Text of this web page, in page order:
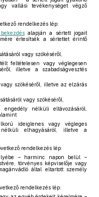
vallási tevékenységet végző
rendelkezés lép:
alapján a sértett jogait
értesítsék a sértettet érintő
vagy szökéséről,
feltételesen vagy véglegesen
illetve a szabadságvesztés
szökéséről, illetve az elzárás
vagy szökéséről,
engedély nélküli eltávozásáról,
ideiglenes vagy végleges
elhagyásáról, illetve a
rendelkezés lép:
– harminc napon belül –
törvényes képviselője vagy
által eltartott személy
rendelkezés lép: